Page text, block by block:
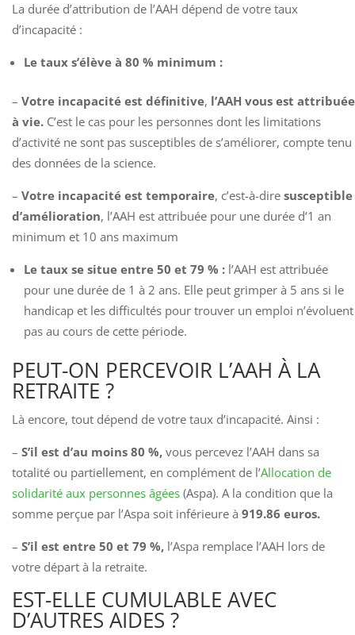
La durée d’attribution de l’AAH dépend de votre taux
d’incapacité :
Le taux s’élève à 80 % minimum :
– Votre incapacité est définitive, l’AAH vous est attribuée
à vie. C’est le cas pour les personnes dont les limitations
d’activité ne sont pas susceptibles de s’améliorer, compte tenu
des données de la science.
– Votre incapacité est temporaire, c’est-à-dire susceptible
d’amélioration, l’AAH est attribuée pour une durée d’1 an
minimum et 10 ans maximum
Le taux se situe entre 50 et 79 % : l’AAH est attribuée
pour une durée de 1 à 2 ans. Elle peut grimper à 5 ans si le
handicap et les difficultés pour trouver un emploi n’évoluent
pas au cours de cette période.
PEUT-ON PERCEVOIR L’AAH À LA
RETRAITE ?
Là encore, tout dépend de votre taux d’incapacité. Ainsi :
– S’il est d’au moins 80 %, vous percevez l’AAH dans sa
totalité ou partiellement, en complément de l’Allocation de
solidarité aux personnes âgées (Aspa). A la condition que la
somme perçue par l’Aspa soit inférieure à 919.86 euros.
– S’il est entre 50 et 79 %, l’Aspa remplace l’AAH lors de
votre départ à la retraite.
EST-ELLE CUMULABLE AVEC
D’AUTRES AIDES ?